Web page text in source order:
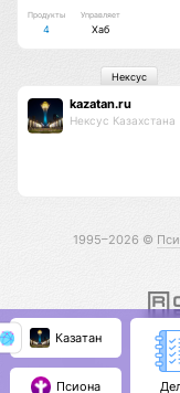
Продукты
4
Управляет
Хаб
kazatan.ru
Нексус Казахстана
Нексус
1995–2026 ©
Казатан
Псиона